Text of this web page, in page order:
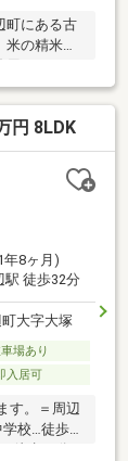
町にある古
の精米に
修繕が必要
力が続いて
義な古民家
円 8LDK
年8ヶ月)
駅 徒歩32分
大字大塚
場あり
入居可
す。＝周辺
校…徒歩13